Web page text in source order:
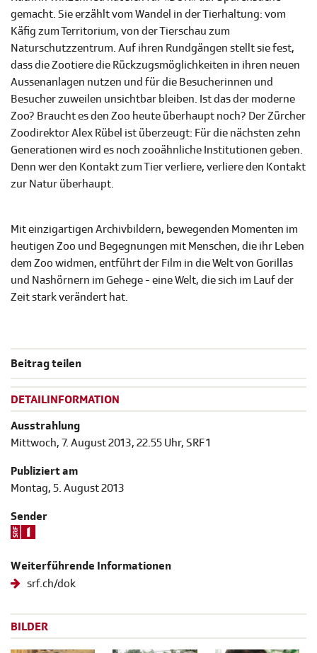
gemacht. Sie erzählt vom Wandel in der Tierhaltung: vom
Käfig zum Territorium, von der Tierschau zum
Naturschutzzentrum. Auf ihren Rundgängen stellt sie fest,
dass die Zootiere die Rückzugsmöglichkeiten in ihren neuen
Aussenanlagen nutzen und für die Besucherinnen und
Besucher zuweilen unsichtbar bleiben. Ist das der moderne
Zoo? Braucht es den Zoo heute überhaupt noch? Der Zürcher
Zoodirektor Alex Rübel ist überzeugt: Für die nächsten zehn
Generationen wird es noch zooähnliche Institutionen geben.
Denn wer den Kontakt zum Tier verliere, verliere den Kontakt
zur Natur überhaupt.
Mit einzigartigen Archivbildern, bewegenden Momenten im
heutigen Zoo und Begegnungen mit Menschen, die ihr Leben
dem Zoo widmen, entführt der Film in die Welt von Gorillas
und Nashörnern im Gehege - eine Welt, die sich im Lauf der
Zeit stark verändert hat.
Beitrag teilen
DETAILINFORMATION
Ausstrahlung
Mittwoch, 7. August 2013, 22.55 Uhr, SRF 1
Publiziert am
Montag, 5. August 2013
Sender
Weiterführende Informationen
srf.ch/dok
BILDER